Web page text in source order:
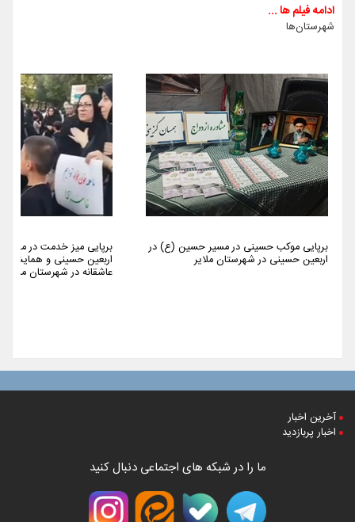
ادامه فیلم ها ...
شهرستان‌ها
برپایی موکب حسینی در مسیر حسین (ع) در
اربعین حسینی در شهرستان ملایر
برپایی میز خدمت در مراسم
اربعین حسینی و همایش
عاشقانه در شهرستان ملایر
آخرین اخبار
اخبار پربازدید
ما را در شبکه های اجتماعی دنبال کنید